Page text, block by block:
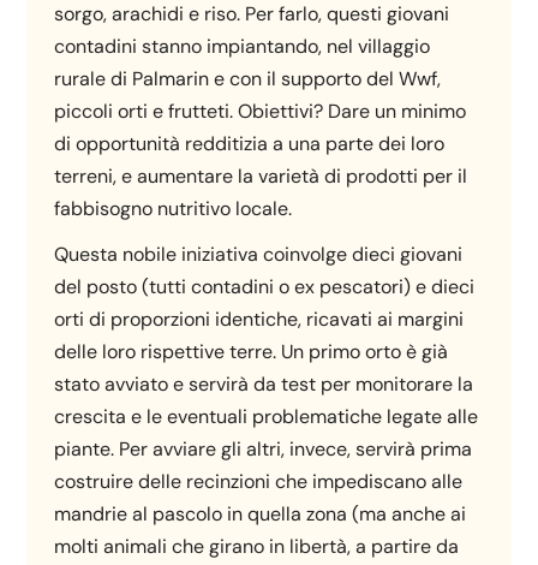
sorgo, arachidi e riso. Per farlo, questi giovani
contadini stanno impiantando, nel villaggio
rurale di Palmarin e con il supporto del Wwf,
piccoli orti e frutteti. Obiettivi? Dare un minimo
di opportunità redditizia a una parte dei loro
terreni, e aumentare la varietà di prodotti per il
fabbisogno nutritivo locale.
Questa nobile iniziativa coinvolge dieci giovani
del posto (tutti contadini o ex pescatori) e dieci
orti di proporzioni identiche, ricavati ai margini
delle loro rispettive terre. Un primo orto è già
stato avviato e servirà da test per monitorare la
crescita e le eventuali problematiche legate alle
piante. Per avviare gli altri, invece, servirà prima
costruire delle recinzioni che impediscano alle
mandrie al pascolo in quella zona (ma anche ai
molti animali che girano in libertà, a partire da